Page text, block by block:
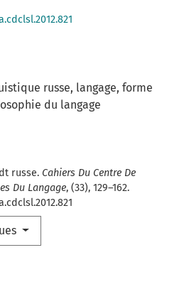
russe, langage, forme
du langage
russe. Cahiers Du Centre De
Du Langage, (33), 129–162.